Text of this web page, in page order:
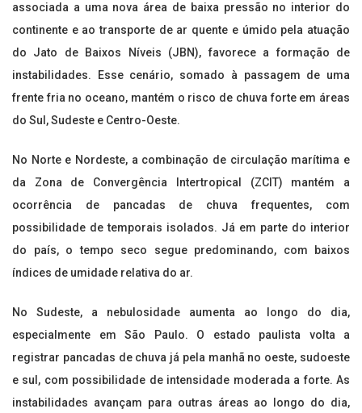
associada a uma nova área de baixa pressão no interior do
continente e ao transporte de ar quente e úmido pela atuação
do Jato de Baixos Níveis (JBN), favorece a formação de
instabilidades. Esse cenário, somado à passagem de uma
frente fria no oceano, mantém o risco de chuva forte em áreas
do Sul, Sudeste e Centro-Oeste.
No Norte e Nordeste, a combinação de circulação marítima e
da Zona de Convergência Intertropical (ZCIT) mantém a
ocorrência de pancadas de chuva frequentes, com
possibilidade de temporais isolados. Já em parte do interior
do país, o tempo seco segue predominando, com baixos
índices de umidade relativa do ar.
No Sudeste, a nebulosidade aumenta ao longo do dia,
especialmente em São Paulo. O estado paulista volta a
registrar pancadas de chuva já pela manhã no oeste, sudoeste
e sul, com possibilidade de intensidade moderada a forte. As
instabilidades avançam para outras áreas ao longo do dia,